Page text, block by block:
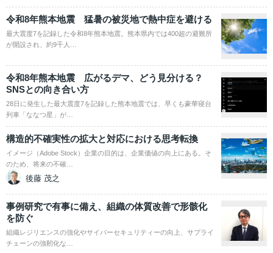
令和8年熊本地震 猛暑の被災地で熱中症を避ける
最大震度7を記録した令和8年熊本地震。熊本県内では400超の避難所
が開設され、約9千人…
令和8年熊本地震 広がるデマ、どう見分ける？
SNSとの向き合い方
28日に発生した最大震度7を記録した熊本地震では、早くも豪華寝台
列車「ななつ星」が…
構造的不確実性の拡大と対応における思考転換
イメージ（Adobe Stock）企業の目的は、企業価値の向上にある。そ
のため、将来の不確…
後藤 茂之
事例研究で有事に備え、組織の体質改善で形骸化
を防ぐ
組織レジリエンスの強化やサイバーセキュリティーの向上、サプライ
チェーンの強靭化な…